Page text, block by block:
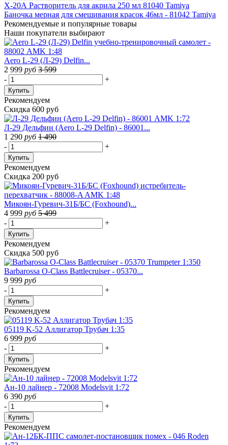
Х-20А Растворитель для акрила 250 мл 81040 Tamiya
Баночка мерная для смешивания красок 46мл - 81042 Tamiya
Рекомендуемые и популярные товары
Наши покупатели выбирают
Aero L-29 (Л-29) Delfin...
2 999 руб 3 599
-
+
Купить
Рекомендуем
Скидка 600 руб
Л-29 Дельфин (Aero L-29 Delfin) - 86001...
1 290 руб 1 490
-
+
Купить
Рекомендуем
Скидка 200 руб
Микоян-Гуревич-31Б/БС (Foxhound)...
4 999 руб 5 499
-
+
Купить
Рекомендуем
Скидка 500 руб
Barbarossa O-Class Battlecruiser - 05370...
9 999 руб
-
+
Купить
Рекомендуем
05119 K-52 Аллигатор Трубач 1:35
6 999 руб
-
+
Купить
Рекомендуем
Ан-10 лайнер - 72008 Modelsvit 1:72
6 390 руб
-
+
Купить
Рекомендуем